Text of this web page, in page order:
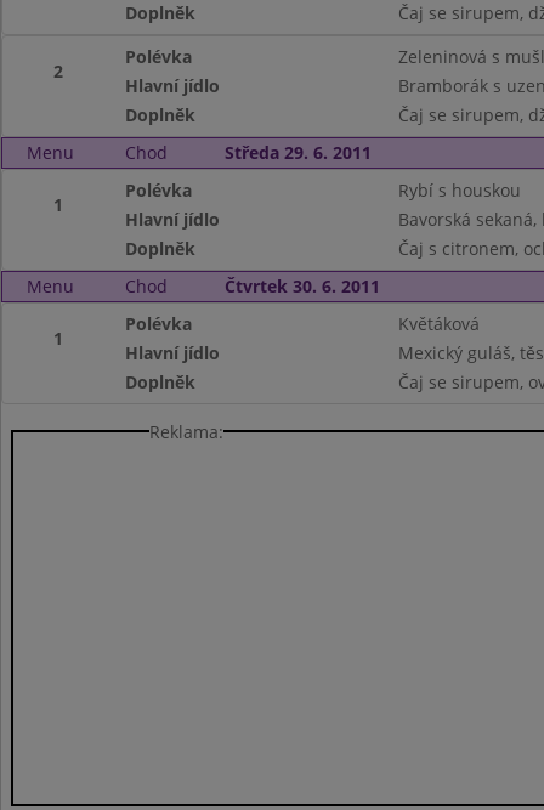
Doplněk
Čaj se sirupem,
2
Polévka
Zeleninová s
Hlavní jídlo
Bramborák s
Doplněk
Čaj se sirupem,
Menu
Chod Středa 29. 6. 2011
1
Polévka
Rybí s houskou
Hlavní jídlo
Bavorská
Doplněk
Čaj s citronem,
Menu
Chod Čtvrtek 30. 6. 2011
1
Polévka
Květáková
Hlavní jídlo
Mexický guláš,
Doplněk
Čaj se sirupem,
Reklama: